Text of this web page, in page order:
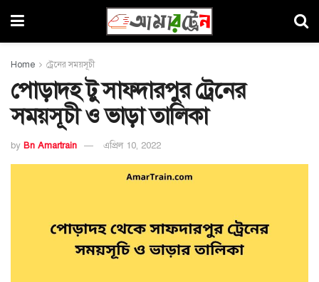
Home ট্রেনের সময়সূচী
পোড়াদহ টু সাফদারপুর ট্রেনের
সময়সূচী ও ভাড়া তালিকা
by Bn Amartrain এপ্রিল 10, 2022